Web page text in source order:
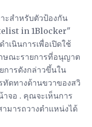
ะสำหรับตัวป้องกัน
in 1Blocker"
เนินการเพื่อเปิดใช้
ณะรายการที่อนุญาต
การดังกล่าวขึ้นใน
ทัดทางด้านขวาของสวิ
จอ . คุณจะเห็นการ
มารถวางตำแหน่งได้